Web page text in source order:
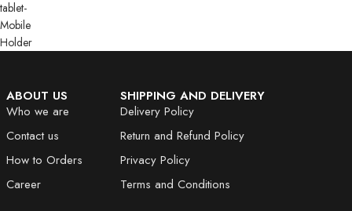
ABOUT US
Who we are
Contact us
How to Orders
Career
SHIPPING AND DELIVERY
Delivery Policy
Return and Refund Policy
Privacy Policy
Terms and Conditions